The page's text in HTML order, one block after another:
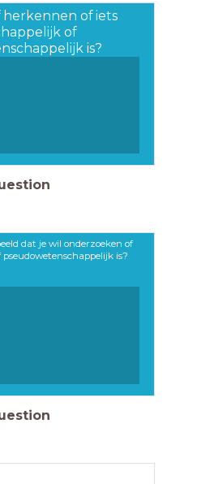
herkennen of iets
of
is?
dat je wil onderzoeken of
is?